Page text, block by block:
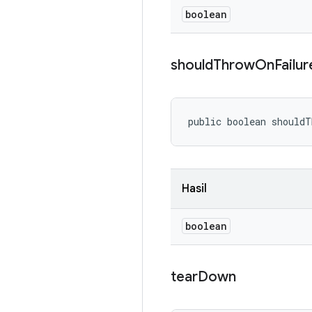
boolean
shouldThrowOn
public boolean
Hasil
boolean
tearDown